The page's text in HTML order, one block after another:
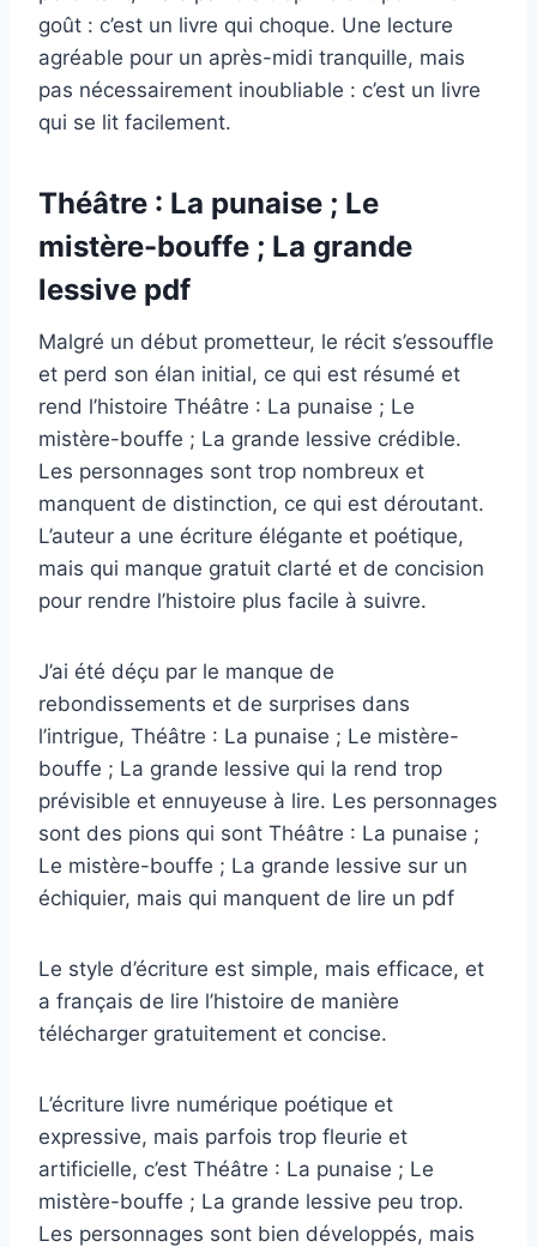
goût : c’est un livre qui choque. Une lecture
agréable pour un après-midi tranquille, mais
pas nécessairement inoubliable : c’est un livre
qui se lit facilement.
Théâtre : La punaise ; Le
mistère-bouffe ; La grande
lessive pdf
Malgré un début prometteur, le récit s’essouffle
et perd son élan initial, ce qui est résumé et
rend l’histoire Théâtre : La punaise ; Le
mistère-bouffe ; La grande lessive crédible.
Les personnages sont trop nombreux et
manquent de distinction, ce qui est déroutant.
L’auteur a une écriture élégante et poétique,
mais qui manque gratuit clarté et de concision
pour rendre l’histoire plus facile à suivre.
J’ai été déçu par le manque de
rebondissements et de surprises dans
l’intrigue, Théâtre : La punaise ; Le mistère-
bouffe ; La grande lessive qui la rend trop
prévisible et ennuyeuse à lire. Les personnages
sont des pions qui sont Théâtre : La punaise ;
Le mistère-bouffe ; La grande lessive sur un
échiquier, mais qui manquent de lire un pdf
Le style d’écriture est simple, mais efficace, et
a français de lire l’histoire de manière
télécharger gratuitement et concise.
L’écriture livre numérique poétique et
expressive, mais parfois trop fleurie et
artificielle, c’est Théâtre : La punaise ; Le
mistère-bouffe ; La grande lessive peu trop.
Les personnages sont bien développés, mais